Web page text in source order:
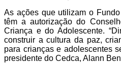
As ações que utilizam o
têm a autorização do
Criança e do Adolescente.
construir a cultura da paz,
para crianças e adolescentes
presidente do Cedca, Alann